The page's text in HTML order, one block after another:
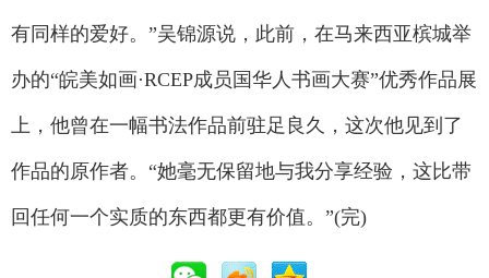
有同样的爱好。”吴锦源说，此前，在马来西亚槟城举
办的“皖美如画·RCEP成员国华人书画大赛”优秀作品展
上，他曾在一幅书法作品前驻足良久，这次他见到了
作品的原作者。“她毫无保留地与我分享经验，这比带
回任何一个实质的东西都更有价值。”(完)